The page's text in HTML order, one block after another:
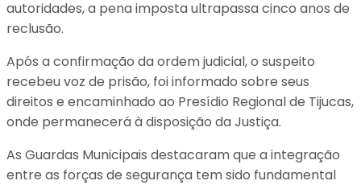
autoridades, a pena imposta ultrapassa cinco anos de
reclusão.
Após a confirmação da ordem judicial, o suspeito
recebeu voz de prisão, foi informado sobre seus
direitos e encaminhado ao Presídio Regional de Tijucas,
onde permanecerá à disposição da Justiça.
As Guardas Municipais destacaram que a integração
entre as forças de segurança tem sido fundamental